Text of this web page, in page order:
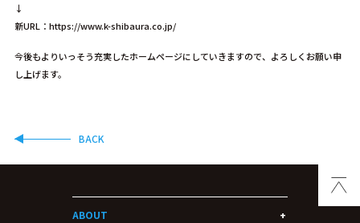
↓
新URL：https://www.k-shibaura.co.jp/
今後もよりいっそう充実したホームページにしていきますので、よろしくお願い申
し上げます。
BACK
ABOUT